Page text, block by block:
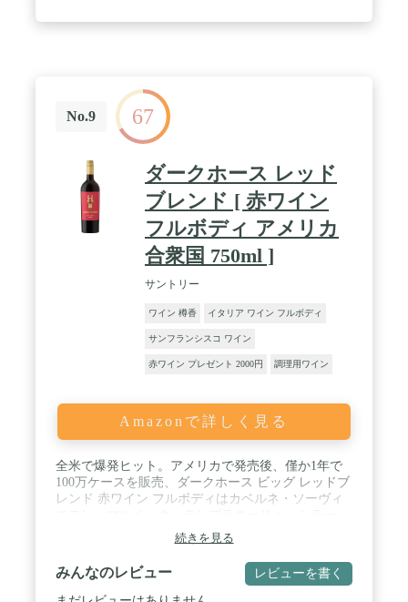
No.9 67
ダークホース レッド
ブレンド [ 赤ワイン
フルボディ アメリカ
合衆国 750ml ]
サントリー
ワイン 樽香 イタリア ワイン フルボディ
サンフランシスコ ワイン
赤ワイン プレゼント 2000円 調理用ワイン
Amazonで詳しく見る
全米で爆発ヒット。アメリカで発売後、僅か1年で
100万ケースを販売、ダークホース ビッグ レッドブ
レンド 赤ワイン フルボディはカベルネ・ソーヴィ
メルロー、プティ・ヴェルドなど、世界中の産地か
ら、その国を代表するぶどう品種を選んでブレン
ド。 / 黒い果実やカラメルのような香り、しっかり
とタンニンを感じる、濃く豊かな旨さが魅力。多様
な品種の特長が楽しめ、コクが脂を包み込み、どん
続きを見る
みんなのレビュー レビューを書く